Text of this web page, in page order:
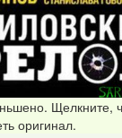
Щелкните,
оригинал.